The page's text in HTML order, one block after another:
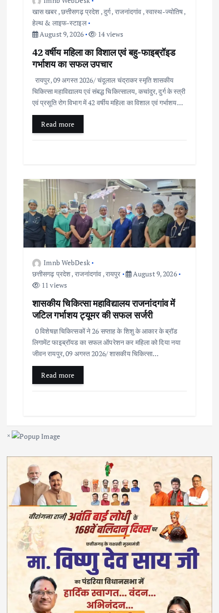
खास खबर ,छत्तीसगढ़ प्रदेश ,दुर्ग, राजनांदगांव ,स्वास्थ-ज्योतिष,
हेल्थ & लाइफ-स्टाइल
August 9, 2026
14 views
42 वर्षीय महिला का विशाल एवं बहु-फाइब्रॉइड
गर्भाशय का सफल उपचार
रायपुर, 09 अगस्त 2026/ चंदूलाल चंद्राकर स्मृति शासकीय
चिकित्सा महाविद्यालय एवं संबद्ध चिकित्सालय, कचांदुर, दुर्ग के स्त्री
एवं प्रसूति रोग विभाग में 42 वर्षीय महिला का विशाल एवं गर्भाशय…
Read more
Imnb WebDesk
छत्तीसगढ़ प्रदेश, राजनांदगांव ,रायपुर
August 9, 2026
11 views
शासकीय चिकित्सा महाविद्यालय राजनांदगांव में
जटिल गर्भाशय ट्यूमर की सफल सर्जरी
0 विशेषज्ञ चिकित्सकों ने 26 सप्ताह के शिशु के आकार के ब्रॉड
लिगामेंट फाइब्रॉयड का सफल ऑपरेशन कर महिला को दिया नया
जीवन रायपुर, 09 अगस्त 2026/ शासकीय चिकित्सा…
Read more
×